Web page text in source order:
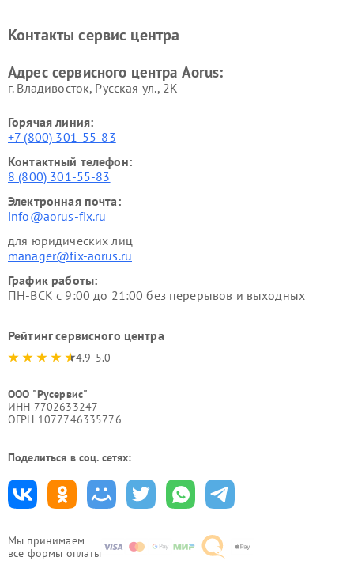
Мы принимаем
все формы оплаты
Контакты сервис центра
Адрес сервисного центра Aorus:
г. Владивосток, Русская ул., 2К
Горячая линия:
+7 (800) 301-55-83
Контактный телефон:
8 (800) 301-55-83
Электронная почта:
info@aorus-fix.ru
для юридических лиц
manager@fix-aorus.ru
График работы:
ПН-ВСК с 9:00 до 21:00 без перерывов и выходных
Рейтинг сервисного центра
4.9-5.0
ООО "Русервис"
ИНН 7702633247
ОГРН 1077746335776
Поделиться в соц. сетях: